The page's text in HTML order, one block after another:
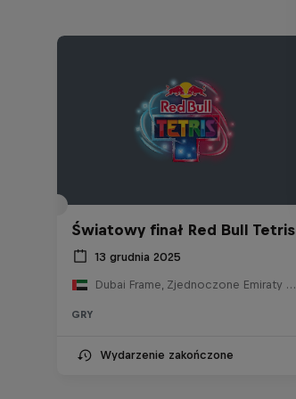
Światowy finał Red Bull Tetris
13 grudnia 2025
Dubai Frame, Zjednoczone Emiraty Arabskie
GRY
Wydarzenie zakończone